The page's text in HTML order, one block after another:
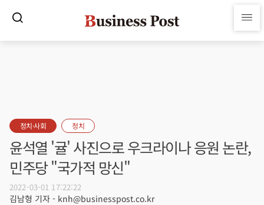
정치·사회 정치
윤석열 '귤' 사진으로 우크라이나 응원 논란,
민주당 "국가적 망신"
2022-03-01 17:22:22
김남형 기자 - knh@businesspost.co.kr